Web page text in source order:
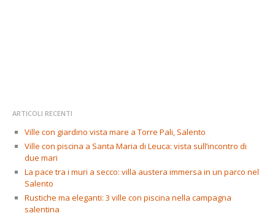
ARTICOLI RECENTI
Ville con giardino vista mare a Torre Pali, Salento
Ville con piscina a Santa Maria di Leuca: vista sull’incontro di
due mari
La pace tra i muri a secco: villa austera immersa in un parco nel
Salento
Rustiche ma eleganti: 3 ville con piscina nella campagna
salentina